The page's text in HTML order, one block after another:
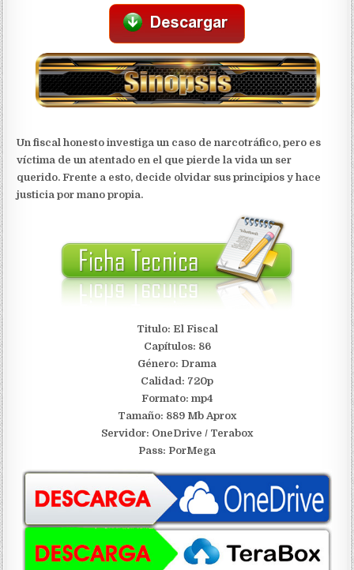
Un fiscal honesto investiga un caso de narcotráfico, pero es
víctima de un atentado en el que pierde la vida un ser
querido. Frente a esto, decide olvidar sus principios y hace
justicia por mano propia.
Titulo: El Fiscal
Capítulos: 86
Género: Drama
Calidad: 720p
Formato: mp4
Tamaño: 889 Mb Aprox
Servidor: OneDrive / Terabox
Pass: PorMega